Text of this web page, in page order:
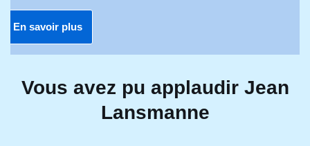
En savoir plus
Vous avez pu applaudir Jean
Lansmanne